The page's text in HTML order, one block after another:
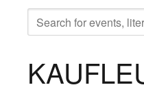
SEARCH
FOR: